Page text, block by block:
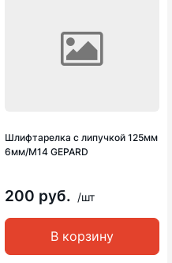
Шлифтарелка с липучкой 125мм
6мм/М14 GEPARD
200 руб. /шт
В корзину